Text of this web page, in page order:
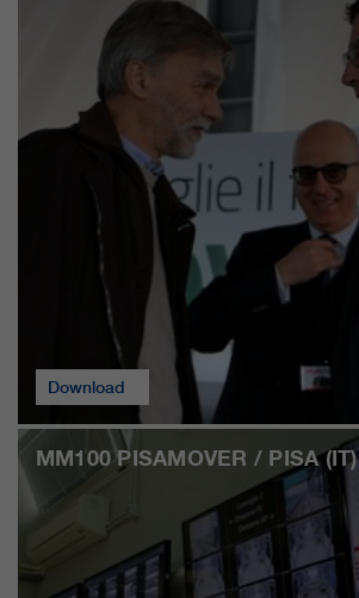
Download
MM100 PISAMOVER / PISA (IT)